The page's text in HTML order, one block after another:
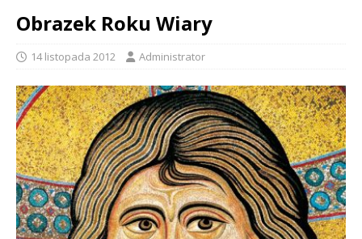
Obrazek Roku Wiary
14 listopada 2012 Administrator